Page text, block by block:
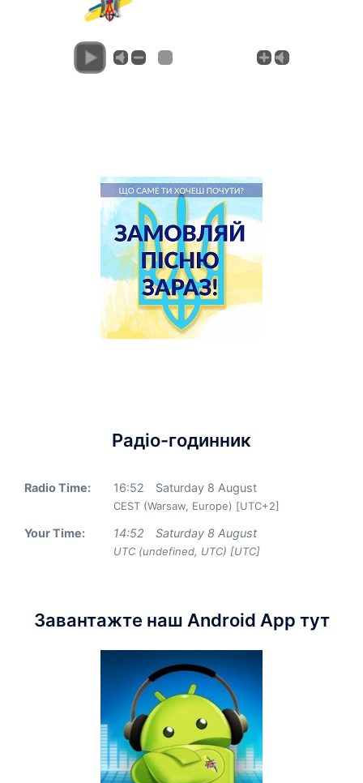
Радіо-годинник
Radio Time: 16:52 Saturday 8 August
CEST (Warsaw, Europe) [UTC+2]
Your Time: 14:52 Saturday 8 August
UTC (undefined, UTC) [UTC]
Завантажте наш Android App тут